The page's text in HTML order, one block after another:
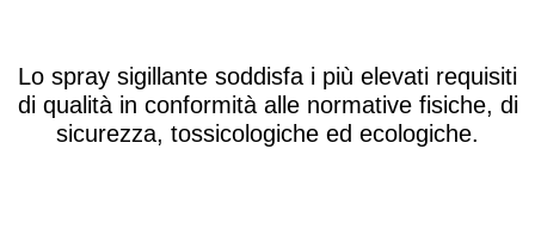
Lo spray sigillante soddisfa i più elevati requisiti
di qualità in conformità alle normative fisiche, di
sicurezza, tossicologiche ed ecologiche.